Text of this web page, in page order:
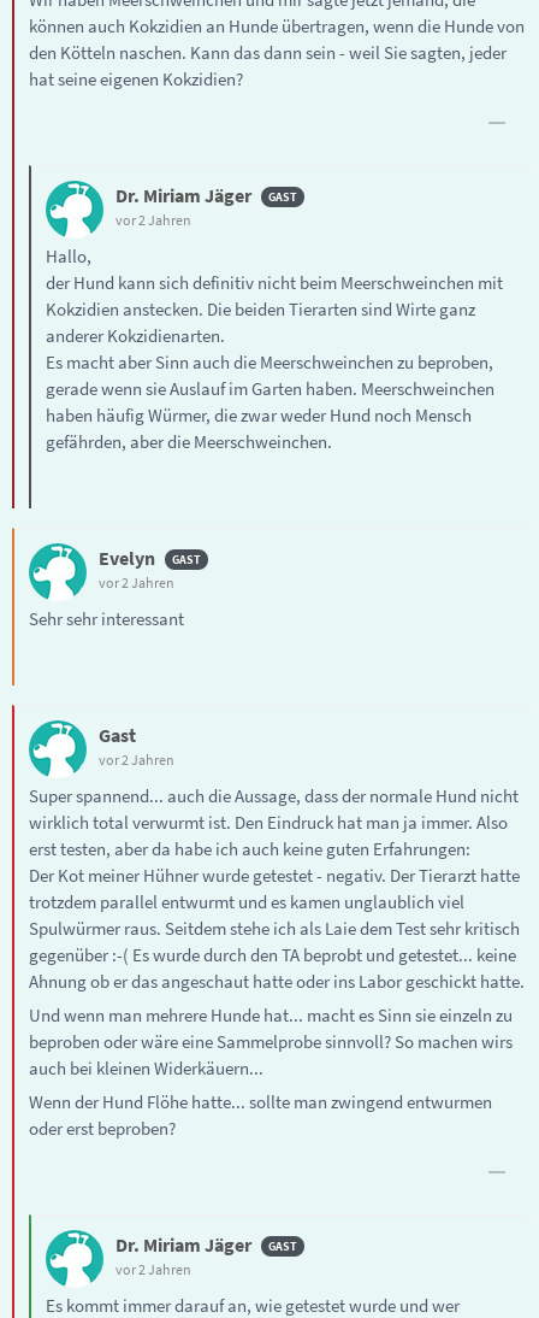
können auch Kokzidien an Hunde übertragen, wenn die Hunde von
den Kötteln naschen. Kann das dann sein - weil Sie sagten, jeder
hat seine eigenen Kokzidien?
Dr. Miriam Jäger
vor 2 Jahren
Hallo,
der Hund kann sich definitiv nicht beim Meerschweinchen mit
Kokzidien anstecken. Die beiden Tierarten sind Wirte ganz
anderer Kokzidienarten.
Es macht aber Sinn auch die Meerschweinchen zu beproben,
gerade wenn sie Auslauf im Garten haben. Meerschweinchen
haben häufig Würmer, die zwar weder Hund noch Mensch
gefährden, aber die Meerschweinchen.
Evelyn
vor 2 Jahren
Sehr sehr interessant
Gast
vor 2 Jahren
Super spannend... auch die Aussage, dass der normale Hund nicht
wirklich total verwurmt ist. Den Eindruck hat man ja immer. Also
erst testen, aber da habe ich auch keine guten Erfahrungen:
Der Kot meiner Hühner wurde getestet - negativ. Der Tierarzt hatte
trotzdem parallel entwurmt und es kamen unglaublich viel
Spulwürmer raus. Seitdem stehe ich als Laie dem Test sehr kritisch
gegenüber :-( Es wurde durch den TA beprobt und getestet... keine
Ahnung ob er das angeschaut hatte oder ins Labor geschickt hatte.
Und wenn man mehrere Hunde hat... macht es Sinn sie einzeln zu
beproben oder wäre eine Sammelprobe sinnvoll? So machen wirs
auch bei kleinen Widerkäuern...
Wenn der Hund Flöhe hatte... sollte man zwingend entwurmen
oder erst beproben?
Dr. Miriam Jäger
vor 2 Jahren
Es kommt immer darauf an, wie getestet wurde und wer